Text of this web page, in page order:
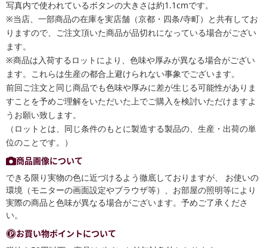
写真内で使われているボタンの大きさは約1.1cmです。
※当店、一部商品の在庫を実店舗（京都・四条/寺町）と共有してお
りますので、ご注文頂いた商品が品切れになっている場合がござい
ます。
※商品は入荷するロットにより、色味や厚みが異なる場合がござい
ます。これらは生産の都合上避けられない事象でございます。
前回ご注文と同じ商品でも色味や厚みに差が生じる可能性がありま
すことを予めご理解をいただいた上でご購入を検討いただけますよ
うお願い致します。
（ロットとは、同じ条件のもとに製造する製品の、生産・出荷の単
位のことです。）
商品画像について
できる限り実物の色に近づけるよう徹底しておりますが、 お使いの
環境（モニターの画面設定やブラウザ等）、お部屋の照明等により
実際の商品と色味が異なる場合がございます。予めご了承くださ
い。
お買い物ポイントについて